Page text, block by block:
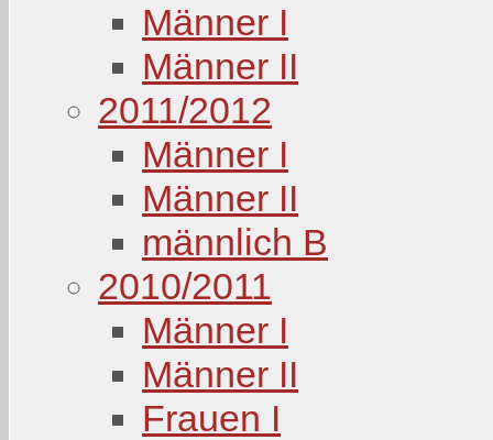
Männer I
Männer II
2011/2012
Männer I
Männer II
männlich B
2010/2011
Männer I
Männer II
Frauen I